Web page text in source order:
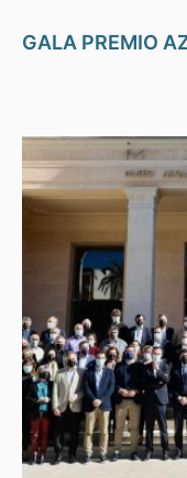
GALA PREMIO